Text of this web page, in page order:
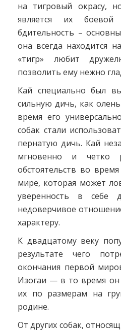
на тигровый окрасу,
является их боевой
бдительность –
она всегда находится
«тигр» любит
позволить ему нежно
Кай специально был
сильную дичь, как
время его
собак стали
пернатую дичь. Кай
мгновенно и четко
обстоятельств во
мире, которая может
уверенность в себе
недоверчивое
характеру.
К двадцатому веку
результате чего
окончания первой
Изогаи — в то время он
их по размерам на
родине.
От других собак,